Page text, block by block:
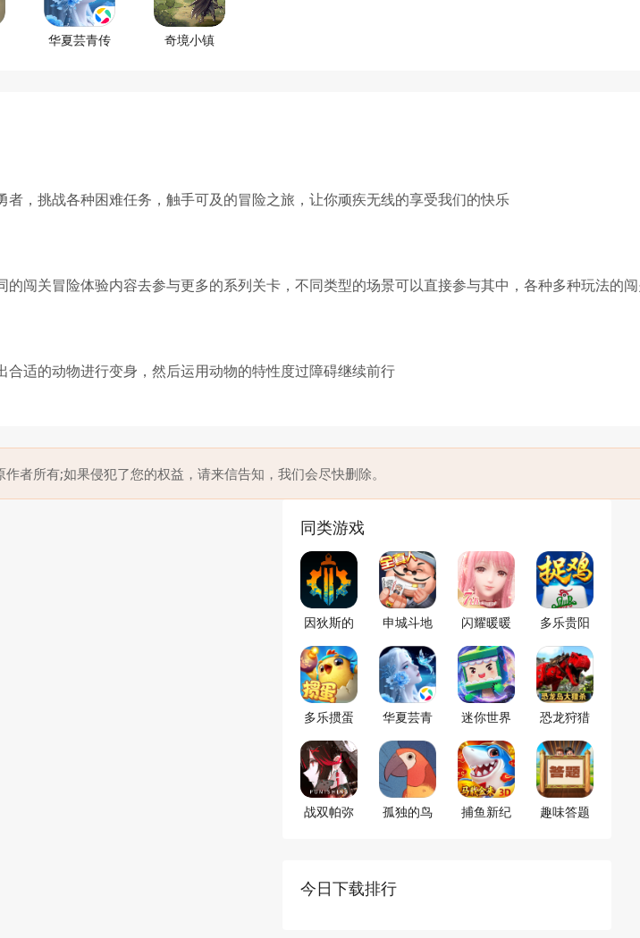
华夏芸青传 奇境小镇
，挑战各种困难任务，触手可及的冒险之旅，让你顽疾无线的享受我们的快乐
闯关冒险体验内容去参与更多的系列关卡，不同类型的场景可以直接参与其中，各种多种玩法的
适的动物进行变身，然后运用动物的特性度过障碍继续前行
者所有;如果侵犯了您的权益，请来信告知，我们会尽快删除。
同类游戏
因狄斯的
申城斗地
闪耀暖暖
多乐贵阳
多乐掼蛋
华夏芸青
迷你世界
恐龙狩猎
战双帕弥
孤独的鸟
捕鱼新纪
趣味答题
今日下载排行